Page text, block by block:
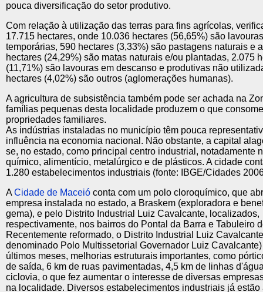
pouca diversificação do setor produtivo.
Com relação à utilização das terras para fins agrícolas,
17.715 hectares, onde 10.036 hectares (56,65%) são
temporárias, 590 hectares (3,33%) são pastagens naturais e
hectares (24,29%) são matas naturais e/ou plantadas, 2.075
(11,71%) são lavouras em descanso e produtivas não
hectares (4,02%) são outros (aglomerações humanas).
A agricultura de subsistência também pode ser achada na
famílias pequenas desta localidade produzem o que
propriedades familiares.
As indústrias instaladas no município têm pouca
influência na economia nacional. Não obstante, a capital
se, no estado, como principal centro industrial, notadamente
químico, alimentício, metalúrgico e de plásticos. A cidade
1.280 estabelecimentos industriais (fonte: IBGE/Cidades
ACidade de Maceió conta com um polo cloroquímico, que
empresa instalada no estado, a Braskem (exploradora e
gema), e pelo Distrito Industrial Luiz Cavalcante, localizados,
respectivamente, nos bairros do Pontal da Barra e Tabuleiro
Recentemente reformado, o Distrito Industrial Luiz
denominado Polo Multissetorial Governador Luiz
últimos meses, melhorias estruturais importantes, como
de saída, 6 km de ruas pavimentadas, 4,5 km de linhas
ciclovia, o que fez aumentar o interesse de diversas
na localidade. Diversos estabelecimentos industriais já